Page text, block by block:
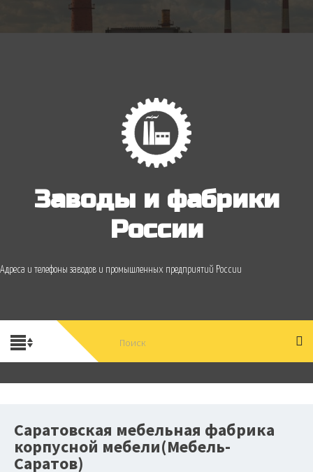
Заводы и фабрики
России
Адреса и телефоны заводов и промышленных предприятий России
Саратовская мебельная фабрика
корпусной мебели(Мебель-
Саратов)